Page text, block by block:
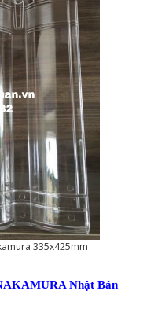
335x425mm
Nhật Bản